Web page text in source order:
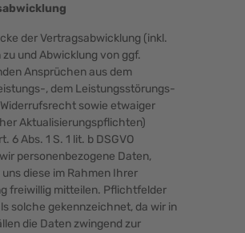
der Vertragsabwicklung (inkl.
und Abwicklung von ggf.
Ansprüchen aus dem
, dem Leistungsstörungs-
sowie etwaiger
Aktualisierungspflichten)
6 Abs. 1 S. 1 lit. b DSGVO
personenbezogene Daten,
uns diese im Rahmen Ihrer
freiwillig mitteilen. Pflichtfelder
solche gekennzeichnet, da wir in
die Daten zwingend zur